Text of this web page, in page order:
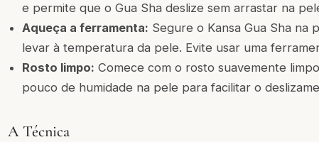
e permite que o Gua Sha deslize sem arrastar na
Aqueça a ferramenta: Segure o Kansa Gua Sha na
levar à temperatura da pele. Evite usar uma
Rosto limpo: Comece com o rosto suavemente
pouco de humidade na pele para facilitar o
A Técnica